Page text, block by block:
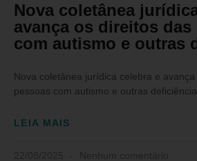
Nova coletânea
avança os direitos das
com autismo e outras
Nova coletânea jurídica celebra e
pessoas com autismo e outras
LEIA MAIS